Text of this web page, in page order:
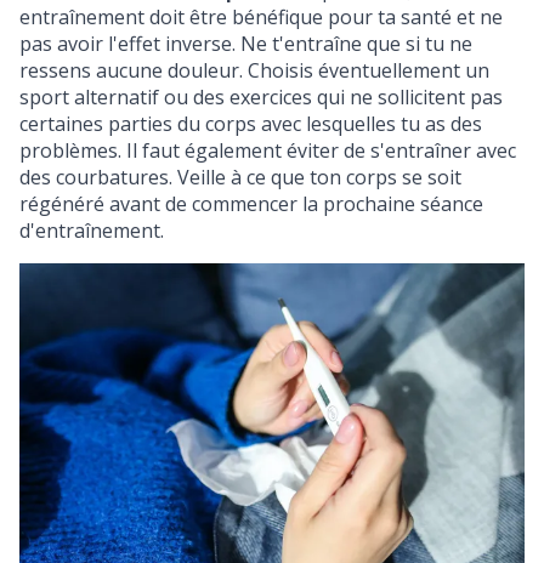
entraînement doit être bénéfique pour ta santé et ne
pas avoir l'effet inverse. Ne t'entraîne que si tu ne
ressens aucune douleur. Choisis éventuellement un
sport alternatif ou des exercices qui ne sollicitent pas
certaines parties du corps avec lesquelles tu as des
problèmes. Il faut également éviter de s'entraîner avec
des courbatures. Veille à ce que ton corps se soit
régénéré avant de commencer la prochaine séance
d'entraînement.